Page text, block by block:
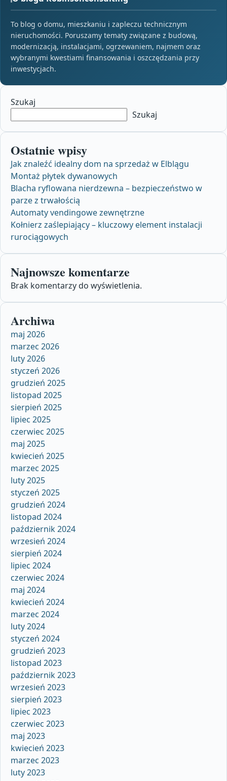
To blog o domu, mieszkaniu i zapleczu technicznym
nieruchomości. Poruszamy tematy związane z budową,
modernizacją, instalacjami, ogrzewaniem, najmem oraz
wybranymi kwestiami finansowania i oszczędzania przy
inwestycjach.
Szukaj
Szukaj
Ostatnie wpisy
Jak znaleźć idealny dom na sprzedaż w Elblągu
Montaż płytek dywanowych
Blacha ryflowana nierdzewna – bezpieczeństwo w
parze z trwałością
Automaty vendingowe zewnętrzne
Kołnierz zaślepiający – kluczowy element instalacji
rurociągowych
Najnowsze komentarze
Brak komentarzy do wyświetlenia.
Archiwa
maj 2026
marzec 2026
luty 2026
styczeń 2026
grudzień 2025
listopad 2025
sierpień 2025
lipiec 2025
czerwiec 2025
maj 2025
kwiecień 2025
marzec 2025
luty 2025
styczeń 2025
grudzień 2024
listopad 2024
październik 2024
wrzesień 2024
sierpień 2024
lipiec 2024
czerwiec 2024
maj 2024
kwiecień 2024
marzec 2024
luty 2024
styczeń 2024
grudzień 2023
listopad 2023
październik 2023
wrzesień 2023
sierpień 2023
lipiec 2023
czerwiec 2023
maj 2023
kwiecień 2023
marzec 2023
luty 2023